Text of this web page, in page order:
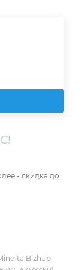
- скидка до
Bizhub